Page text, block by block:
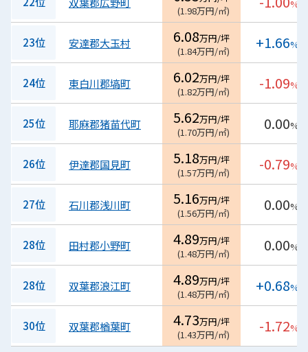
(1.98万円/㎡)
%
23位 安達郡大玉村 6.08万円/坪
(1.84万円/㎡) +1.66%
24位 東白川郡塙町 6.02万円/坪
(1.82万円/㎡) -1.09%
25位 耶麻郡猪苗代町 5.62万円/坪
(1.70万円/㎡) 0.00%
26位 伊達郡国見町 5.18万円/坪
(1.57万円/㎡) -0.79%
27位 石川郡浅川町 5.16万円/坪
(1.56万円/㎡) 0.00%
28位 田村郡小野町 4.89万円/坪
(1.48万円/㎡) 0.00%
28位 双葉郡浪江町 4.89万円/坪
(1.48万円/㎡) +0.68%
30位 双葉郡楢葉町 4.73万円/坪
(1.43万円/㎡) -1.72%